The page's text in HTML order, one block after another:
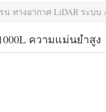
น ทางอากาศ LiDAR ระบบ
ความแม่นยำสูง